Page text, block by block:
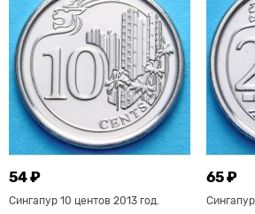
54 ₽
Сингапур 10 центов 2013 год.
65 ₽